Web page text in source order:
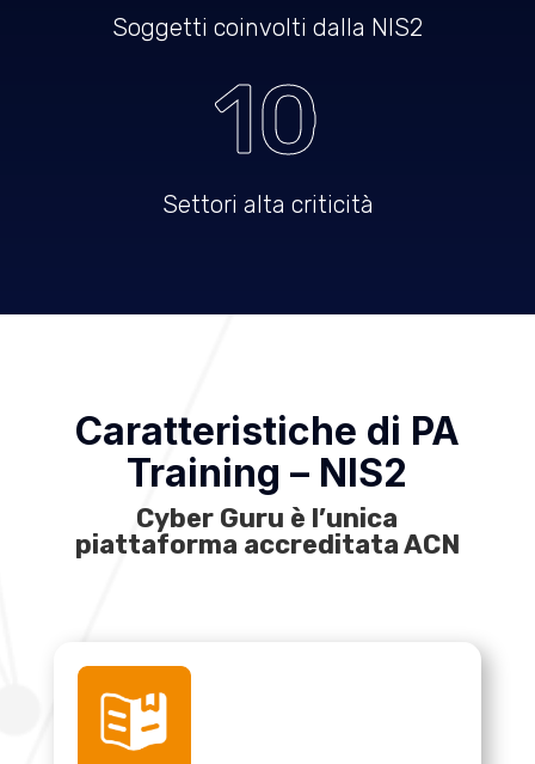
Soggetti coinvolti dalla NIS2
10
Settori alta criticità
Caratteristiche di PA
Training – NIS2
Cyber Guru è l’unica
piattaforma accreditata ACN